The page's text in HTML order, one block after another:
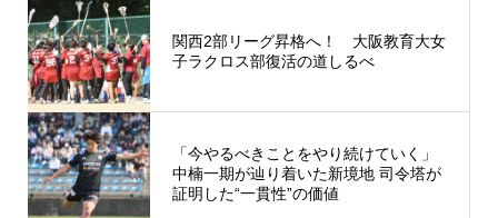
関西2部リーグ昇格へ！ 大阪教育大女
子ラクロス部復活の道しるべ
「今やるべきことをやり続けていく」
中楠一期が辿り着いた新境地 司令塔が
証明した“一貫性”の価値